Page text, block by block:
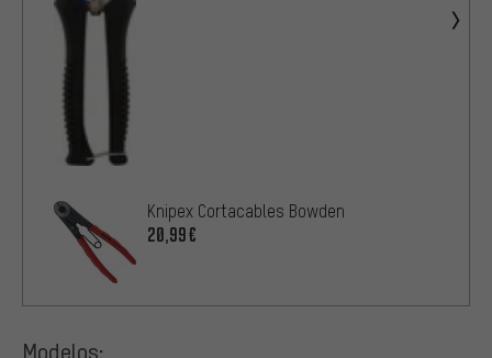
Knipex Cortacables Bowden
20,99€
Modelos: